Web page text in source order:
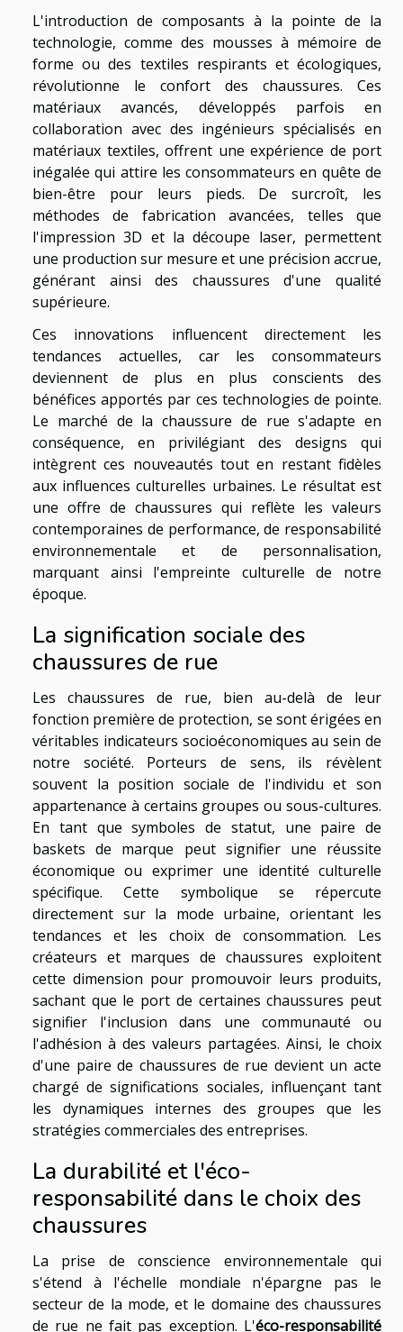
L'introduction de composants à la pointe de la
technologie, comme des mousses à mémoire de
forme ou des textiles respirants et écologiques,
révolutionne le confort des chaussures. Ces
matériaux avancés, développés parfois en
collaboration avec des ingénieurs spécialisés en
matériaux textiles, offrent une expérience de port
inégalée qui attire les consommateurs en quête de
bien-être pour leurs pieds. De surcroît, les
méthodes de fabrication avancées, telles que
l'impression 3D et la découpe laser, permettent
une production sur mesure et une précision accrue,
générant ainsi des chaussures d'une qualité
supérieure.
Ces innovations influencent directement les
tendances actuelles, car les consommateurs
deviennent de plus en plus conscients des
bénéfices apportés par ces technologies de pointe.
Le marché de la chaussure de rue s'adapte en
conséquence, en privilégiant des designs qui
intègrent ces nouveautés tout en restant fidèles
aux influences culturelles urbaines. Le résultat est
une offre de chaussures qui reflète les valeurs
contemporaines de performance, de responsabilité
environnementale et de personnalisation,
marquant ainsi l'empreinte culturelle de notre
époque.
La signification sociale des
chaussures de rue
Les chaussures de rue, bien au-delà de leur
fonction première de protection, se sont érigées en
véritables indicateurs socioéconomiques au sein de
notre société. Porteurs de sens, ils révèlent
souvent la position sociale de l'individu et son
appartenance à certains groupes ou sous-cultures.
En tant que symboles de statut, une paire de
baskets de marque peut signifier une réussite
économique ou exprimer une identité culturelle
spécifique. Cette symbolique se répercute
directement sur la mode urbaine, orientant les
tendances et les choix de consommation. Les
créateurs et marques de chaussures exploitent
cette dimension pour promouvoir leurs produits,
sachant que le port de certaines chaussures peut
signifier l'inclusion dans une communauté ou
l'adhésion à des valeurs partagées. Ainsi, le choix
d'une paire de chaussures de rue devient un acte
chargé de significations sociales, influençant tant
les dynamiques internes des groupes que les
stratégies commerciales des entreprises.
La durabilité et l'éco-
responsabilité dans le choix des
chaussures
La prise de conscience environnementale qui
s'étend à l'échelle mondiale n'épargne pas le
secteur de la mode, et le domaine des chaussures
de rue ne fait pas exception. L'éco-responsabilité